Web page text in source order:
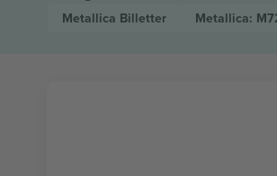
Metallica Billetter Metallica: